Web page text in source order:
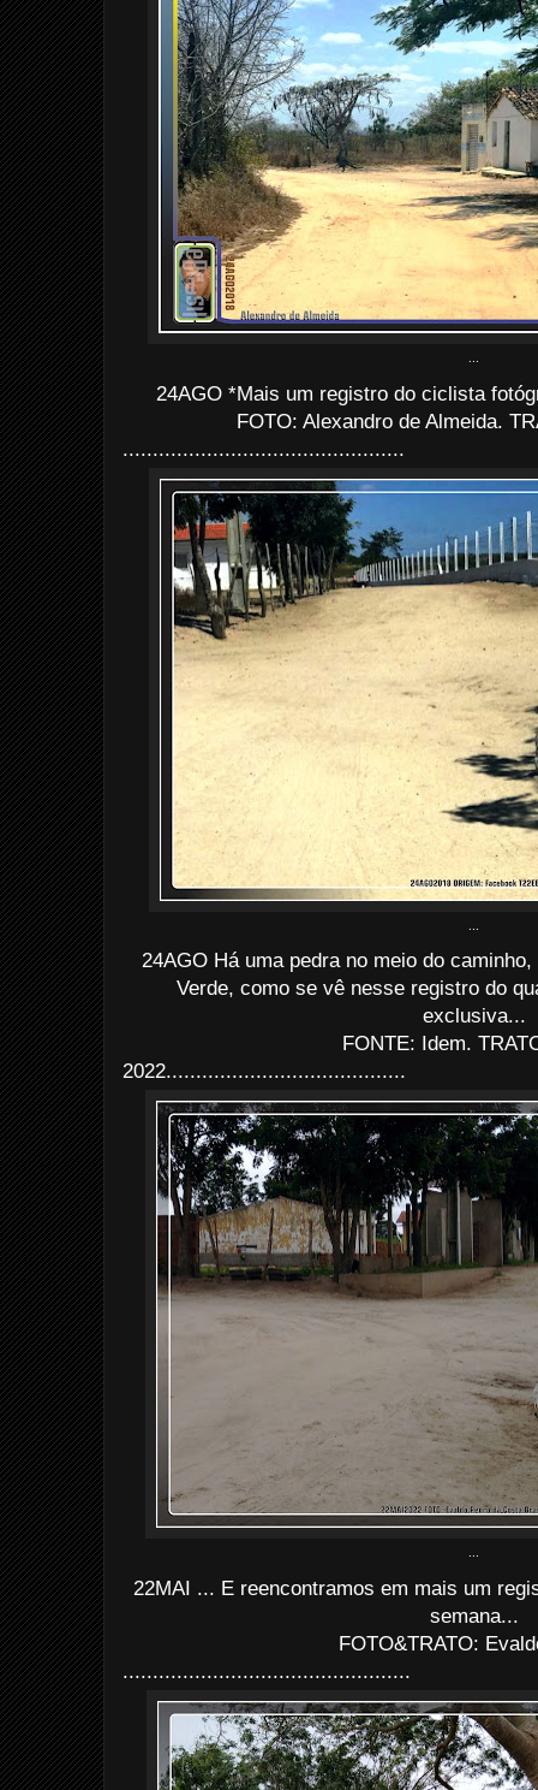
24AGO *Mais um registro do ciclista
FOTO: Alexandro de Almeida.
...............................................
24AGO Há uma pedra no meio do
Verde, como se vê nesse registro do
exclusiva...
FONTE: Idem.
2022........................................
22MAI ... E reencontramos em mais um
semana...
FOTO&TRATO:
................................................